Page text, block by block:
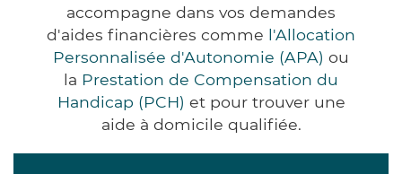
accompagne dans vos demandes
d'aides financières comme l'Allocation
Personnalisée d'Autonomie (APA) ou
la Prestation de Compensation du
Handicap (PCH) et pour trouver une
aide à domicile qualifiée.